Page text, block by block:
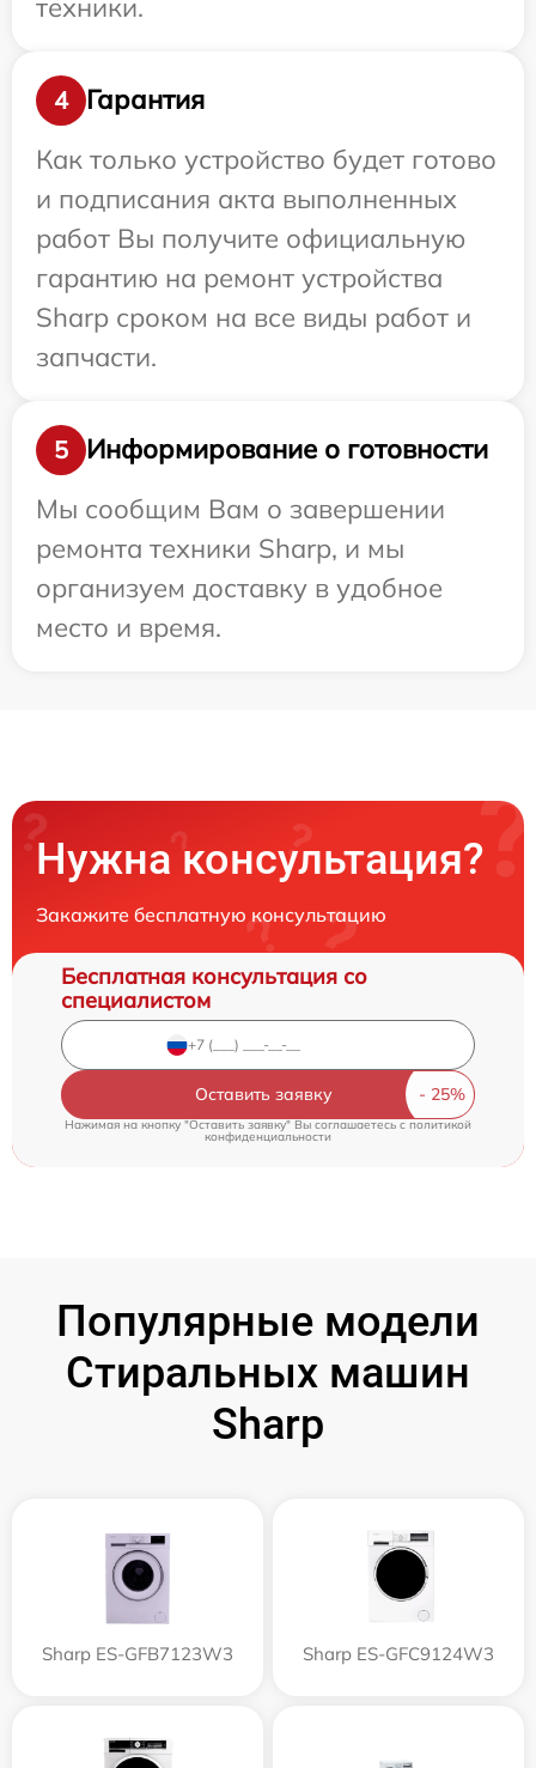
4
Гарантия
Как только устройство будет готово
и подписания акта выполненных
работ Вы получите официальную
гарантию на ремонт устройства
Sharp сроком на все виды работ и
запчасти.
5
Информирование о готовности
Мы сообщим Вам о завершении
ремонта техники Sharp, и мы
организуем доставку в удобное
место и время.
Нужна консультация?
Закажите бесплатную консультацию
Бесплатная консультация со
специалистом
Оставить заявку
Нажимая на кнопку "Оставить заявку" Вы соглашаетесь cполитикой
конфиденциальности
Популярные модели
Стиральных машин
Sharp
Sharp ES-GFB7123W3 Sharp ES-GFC9124W3